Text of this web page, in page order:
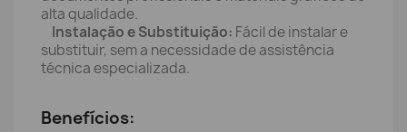
alta qualidade.
Instalação e Substituição: Fácil de instalar e
substituir, sem a necessidade de assistência
técnica especializada.
Benefícios: